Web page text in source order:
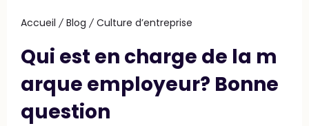
Accueil Blog Culture d’entreprise
Qui est en charge de la m
arque employeur? Bonne
question